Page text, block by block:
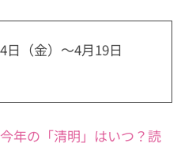
日（金）～4月19日
年の「清明」はいつ？読